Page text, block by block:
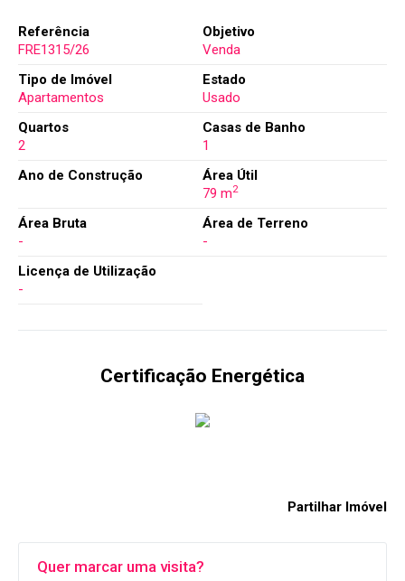
Referência
FRE1315/26
Objetivo
Venda
Tipo de Imóvel
Apartamentos
Estado
Usado
Quartos
2
Casas de Banho
1
Ano de Construção
Área Útil
79 m2
Área Bruta
-
Área de Terreno
-
Licença de Utilização
-
Certificação Energética
Partilhar Imóvel
Quer marcar uma visita?